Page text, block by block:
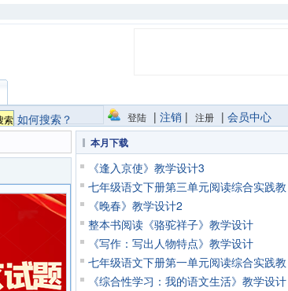
如何搜索？
登陆 | 注销 | 注册 | 会员中心
本月下载
《逢入京使》教学设计3
七年级语文下册第三单元阅读综合实践教
《晚春》教学设计2
整本书阅读《骆驼祥子》教学设计
《写作：写出人物特点》教学设计
七年级语文下册第一单元阅读综合实践教
《综合性学习：我的语文生活》教学设计